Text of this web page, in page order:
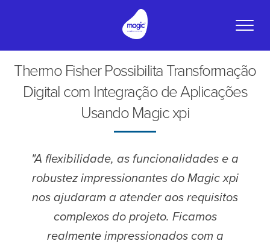
Toggle
Thermo Fisher Possibilita Transformação
Digital com Integração de Aplicações
Usando Magic xpi
"A flexibilidade, as funcionalidades e a
robustez impressionantes do Magic xpi
nos ajudaram a atender aos requisitos
complexos do projeto. Ficamos
realmente impressionados com a